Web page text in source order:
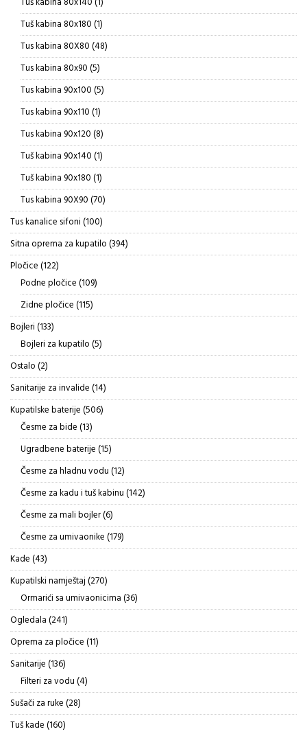
proizvod
Tuš kabina 80x180 11
proizvod
Tus kabina 80X80 4848
proizvoda
Tus kabina 80x90 55
proizvoda
Tus kabina 90x100 55
proizvoda
Tus kabina 90x110 11
proizvod
Tus kabina 90x120 88
proizvoda
Tuš kabina 90x140 11
proizvod
Tuš kabina 90x180 11
proizvod
Tus kabina 90X90 7070
proizvoda
Tus kanalice sifoni 100100
proizvoda
Sitna oprema za kupatilo 394394
proizvoda
Pločice 122122
proizvoda
Podne pločice 109109
proizvoda
Zidne pločice 115115
proizvoda
Bojleri 133133
proizvoda
Bojleri za kupatilo 55
proizvoda
Ostalo 22
proizvoda
Sanitarije za invalide 1414
proizvoda
Kupatilske baterije 506506
Česme za bide 1313
proizvoda
Ugradbene baterije 1515
proizvoda
Česme za hladnu vodu 1212
proizvoda
Česme za kadu i tuš kabinu 142142
proizvoda
Česme za mali bojler 66
proizvoda
Česme za umivaonike 179179
proizvoda
Kade 4343
proizvoda
Kupatilski namještaj 270270
proizvoda
Ormarići sa umivaonicima 3636
proizvoda
Ogledala 241241
proizvod
Oprema za pločice 1111
proizvoda
Sanitarije 136136
proizvoda
Filteri za vodu 44
proizvoda
Sušači za ruke 2828
proizvoda
Tuš kade 160160